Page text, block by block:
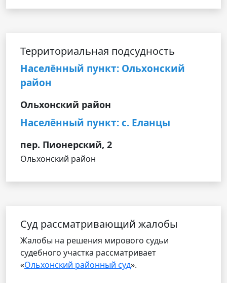
Территориальная подсудность
Населённый пункт: Ольхонский
район
Ольхонский район
Населённый пункт: с. Еланцы
пер. Пионерский, 2
Ольхонский район
Cуд рассматривающий жалобы
Жалобы на решения мирового судьи
судебного участка рассматривает
«Ольхонский районный суд».